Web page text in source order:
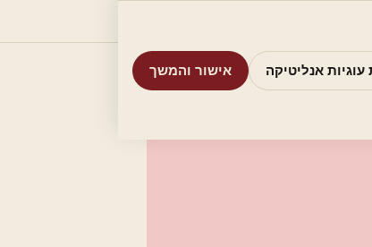
עוגיות אנליטיקה אישור והמשך